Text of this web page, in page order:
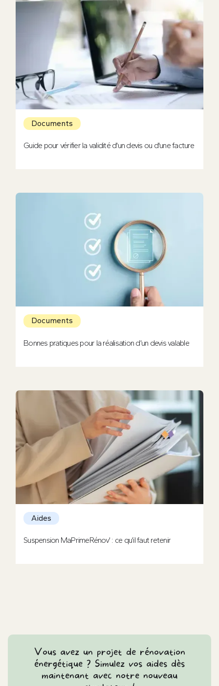
Documents
Guide pour vérifier la validité d'un devis ou d'une facture
Documents
Bonnes pratiques pour la réalisation d’un devis valable
Aides
Suspension MaPrimeRénov’ : ce qu’il faut retenir
Vous avez un projet de rénovation
énergétique ? Simulez vos aides dès
maintenant avec notre nouveau